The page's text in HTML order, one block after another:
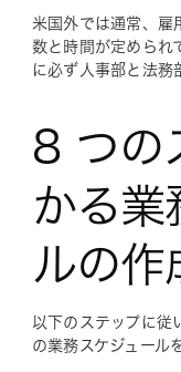
米国外では通常、雇
数と時間が定められ
に必ず人事部と法務
8 つの
かる業
ルの作
以下のステップに従
の業務スケジュール